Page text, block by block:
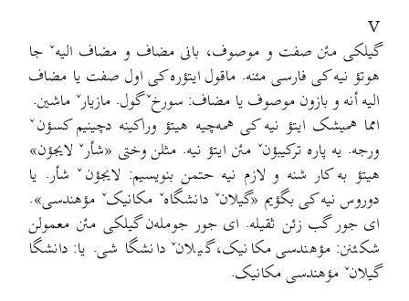
V
گیلکی مئن صفت و موصوف، بانی مضاف و مضاف الیهˇ جا
هوتؤ نیه کی فارسی مئنه. ماقول ایتؤره کی اول صفت یا مضاف
الیه أنه و بازون موصوف یا مضاف: سورخˇ گول. مازیارˇ ماشین.
امما همیشک ایتؤ نیه کی همه‌چیه هیتؤ وراکینه دچینیم کسؤنˇ
ورجه. یه پاره ترکیبؤنˇ مئن ایتؤ نیه. مثلن وختی «شأرˇ لایجؤن»
هیتؤ به کار شنه و لازم نیه حتمن بنویسیم: لایجؤنˇ شأر. یا
دوروس نیه کی بگؤیم «گیلانˇ دانشگاهˇ مکانیکˇ مؤهندسی».
ای جور گب زئن ثقیله. ای جور جومله‌ن گیلکی مئن معمولن
شکئنن: مؤهندسی مکانیک، گیلانˇ دانشگا شی. یا: دانشگا
گیلانˇ مؤهندسی مکانیک.